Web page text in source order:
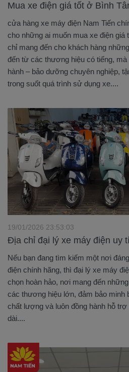
Mua xe điện giá tốt ở Bình
cửa hàng xe máy điện Nam Tiến
cho những ai muốn mua xe điện
chỉ mang đến cho khách hàng
đến từ các thương hiệu có tiếng,
hành – bảo dưỡng chuyên nghiệp,
trong suốt quá trình sử dụng xe....
Địa chỉ đại lý xe máy điện uy
19/01/2026 23:53:03
Nếu bạn đang tìm kiếm một nơi
điện chính hãng, thì đại lý xe máy
chọn hoàn hảo, nơi mang đến
các thương hiệu lớn, đảm bảo minh
chất lượng và luôn đồng hành hỗ
dài....